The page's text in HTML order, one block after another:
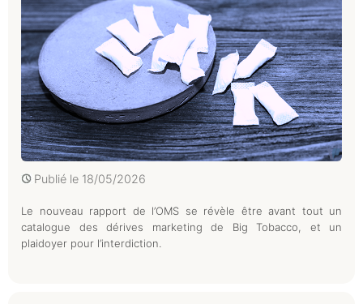
Publié le 18/05/2026
Le nouveau rapport de l’OMS se révèle être avant tout un
catalogue des dérives marketing de Big Tobacco, et un
plaidoyer pour l’interdiction.